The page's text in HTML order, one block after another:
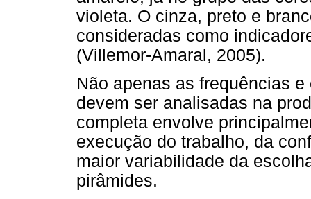
violeta. O cinza, preto e
consideradas como
(Villemor-Amaral, 2005).
Não apenas as frequências
devem ser analisadas na
completa envolve
execução do trabalho, da
maior variabilidade da
pirâmides.